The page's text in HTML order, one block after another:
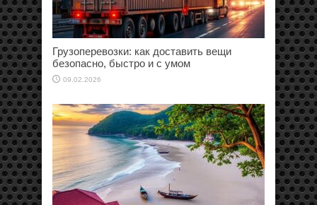
Грузоперевозки: как доставить вещи
безопасно, быстро и с умом
09.02.2026